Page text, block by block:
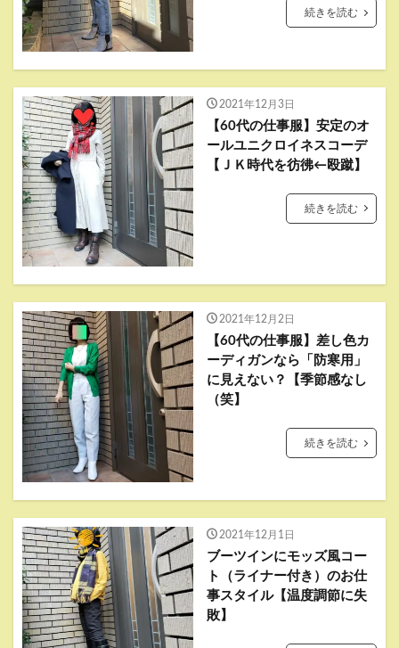
続きを読む
2021年12月3日
【60代の仕事服】安定のオ
ールユニクロイネスコーデ
【ＪＫ時代を彷彿←殴蹴】
続きを読む
2021年12月2日
【60代の仕事服】差し色カ
ーディガンなら「防寒用」
に見えない？【季節感なし
（笑】
続きを読む
2021年12月1日
ブーツインにモッズ風コー
ト（ライナー付き）のお仕
事スタイル【温度調節に失
敗】